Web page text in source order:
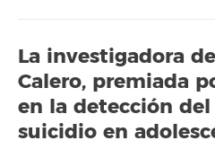
La investigadora
Calero, premiada
en la detección
suicidio en